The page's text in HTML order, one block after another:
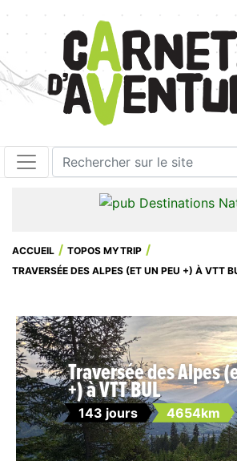
ACCUEIL
TOPOS MYTRIP
TRAVERSÉE DES ALPES (ET UN PEU +) À VTT
Traversée des Alpes
+) à VTT BUL
143 jours 4654km